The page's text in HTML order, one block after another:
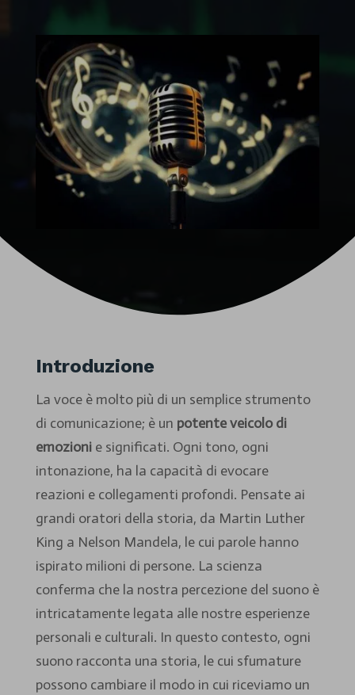
Introduzione
La voce è molto più di un semplice strumento
di comunicazione; è un potente veicolo di
emozionie significati. Ogni tono, ogni
intonazione, ha la capacità di evocare
reazioni e collegamenti profondi. Pensate ai
grandi oratori della storia, da Martin Luther
King a Nelson Mandela, le cui parole hanno
ispirato milioni di persone. La scienza
conferma che la nostra percezione del suono è
intricatamente legata alle nostre esperienze
personali e culturali. In questo contesto, ogni
suono racconta una storia, le cui sfumature
possono cambiare il modo in cui riceviamo un